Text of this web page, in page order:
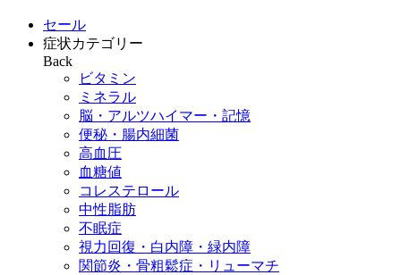
セール
症状カテゴリー
Back
ビタミン
ミネラル
脳・アルツハイマー・記憶
便秘・腸内細菌
高血圧
血糖値
コレステロール
中性脂肪
不眠症
視力回復・白内障・緑内障
関節炎・骨粗鬆症・リューマチ